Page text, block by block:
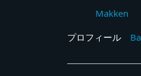
Makken
プロフィール